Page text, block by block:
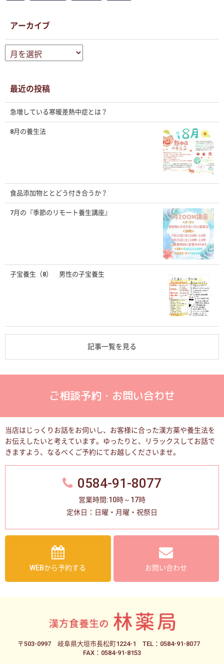
アーカイブ
ー
ブ
最近の投稿
急増している寒暖差熱中症とは？
8月の養生法
食品添加物ととどう付き合うか？
7月の『季節のリモート養生講座』
子宝養生（8） 男性の子宝養生
記事一覧を見る
ご相談予約・お問い合わせ
当店はじっくりお話をお伺いし、お客様に合った漢方薬や養生法を
お伝えしたいと考えています。
ゆったりと、リラックスしてお話で
きますよう、なるべくご予約にてお越しくださいませ。
0584-91-8077
営業時間:10時～17時
定休日：日曜・月曜・祝祭日
WEBから予約する お問い合わせ
〒503-0997 岐阜県大垣市長松町1224-1
TEL：0584-91-8077
FAX：0584-91-8153